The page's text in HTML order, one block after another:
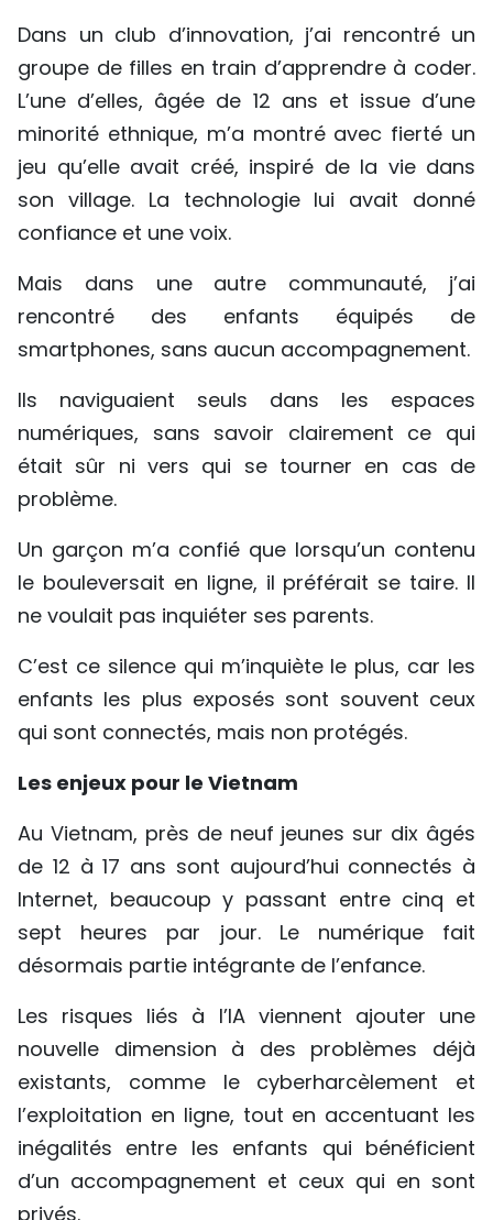
Dans un club d’innovation, j’ai rencontré un
groupe de filles en train d’apprendre à coder.
L’une d’elles, âgée de 12 ans et issue d’une
minorité ethnique, m’a montré avec fierté un
jeu qu’elle avait créé, inspiré de la vie dans
son village. La technologie lui avait donné
confiance et une voix.
Mais dans une autre communauté, j’ai
rencontré des enfants équipés de
smartphones, sans aucun accompagnement.
Ils naviguaient seuls dans les espaces
numériques, sans savoir clairement ce qui
était sûr ni vers qui se tourner en cas de
problème.
Un garçon m’a confié que lorsqu’un contenu
le bouleversait en ligne, il préférait se taire. Il
ne voulait pas inquiéter ses parents.
C’est ce silence qui m’inquiète le plus, car les
enfants les plus exposés sont souvent ceux
qui sont connectés, mais non protégés.
Les enjeux pour le Vietnam
Au Vietnam, près de neuf jeunes sur dix âgés
de 12 à 17 ans sont aujourd’hui connectés à
Internet, beaucoup y passant entre cinq et
sept heures par jour. Le numérique fait
désormais partie intégrante de l’enfance.
Les risques liés à l’IA viennent ajouter une
nouvelle dimension à des problèmes déjà
existants, comme le cyberharcèlement et
l’exploitation en ligne, tout en accentuant les
inégalités entre les enfants qui bénéficient
d’un accompagnement et ceux qui en sont
privés.